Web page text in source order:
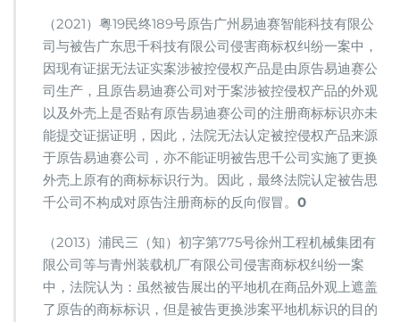
（2021）粤19民终189号原告广州易迪赛智能科技有限公
司与被告广东思千科技有限公司侵害商标权纠纷一案中，
因现有证据无法证实案涉被控侵权产品是由原告易迪赛公
司生产，且原告易迪赛公司对于案涉被控侵权产品的外观
以及外壳上是否贴有原告易迪赛公司的注册商标标识亦未
能提交证据证明，因此，法院无法认定被控侵权产品来源
于原告易迪赛公司，亦不能证明被告思千公司实施了更换
外壳上原有的商标标识行为。因此，最终法院认定被告思
千公司不构成对原告注册商标的反向假冒。 0
（2013）浦民三（知）初字第775号徐州工程机械集团有
限公司等与青州装载机厂有限公司侵害商标权纠纷一案
中，法院认为：虽然被告展出的平地机在商品外观上遮盖
了原告的商标标识，但是被告更换涉案平地机标识的目的